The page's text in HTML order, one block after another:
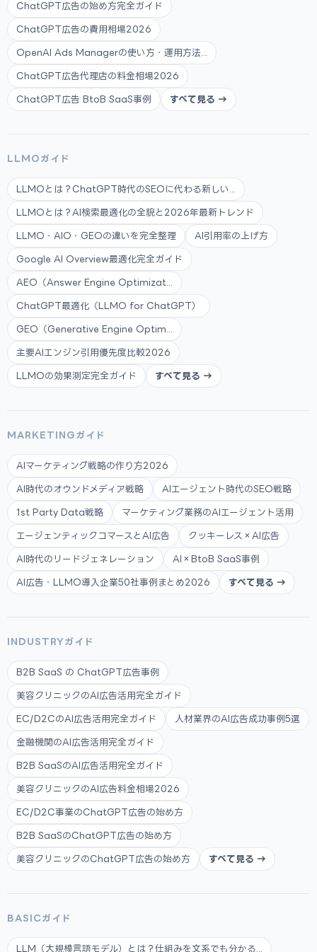
ChatGPT広告の始め方完全ガイド
ChatGPT広告の費用相場2026
OpenAI Ads Managerの使い方・運用方法...
ChatGPT広告代理店の料金相場2026
ChatGPT広告 BtoB SaaS事例 すべて見る →
LLMOガイド
LLMOとは？ChatGPT時代のSEOに代わる新しい...
LLMOとは？AI検索最適化の全貌と2026年最新トレンド
LLMO・AIO・GEOの違いを完全整理 AI引用率の上げ方
Google AI Overview最適化完全ガイド
AEO（Answer Engine Optimizat...
ChatGPT最適化（LLMO for ChatGPT）
GEO（Generative Engine Optim...
主要AIエンジン引用優先度比較2026
LLMOの効果測定完全ガイド すべて見る →
MARKETINGガイド
AIマーケティング戦略の作り方2026
AI時代のオウンドメディア戦略 AIエージェント時代のSEO戦略
1st Party Data戦略 マーケティング業務のAIエージェント活用
エージェンティックコマースとAI広告 クッキーレス×AI広告
AI時代のリードジェネレーション AI×BtoB SaaS事例
AI広告・LLMO導入企業50社事例まとめ2026 すべて見る →
INDUSTRYガイド
B2B SaaS の ChatGPT広告事例
美容クリニックのAI広告活用完全ガイド
EC/D2CのAI広告活用完全ガイド 人材業界のAI広告成功事例5選
金融機関のAI広告活用完全ガイド
B2B SaaSのAI広告活用完全ガイド
美容クリニックのAI広告料金相場2026
EC/D2C事業のChatGPT広告の始め方
B2B SaaSのChatGPT広告の始め方
美容クリニックのChatGPT広告の始め方 すべて見る →
BASICガイド
LLM（大規模言語モデル）とは？仕組みを文系でも分かる...